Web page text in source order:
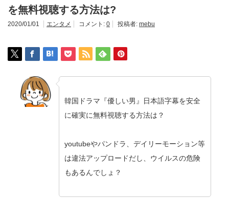
を無料視聴する方法は?
2020/01/01 エンタメ コメント: 0 投稿者: mebu
韓国ドラマ『優しい男』日本語字幕を安全
に確実に無料視聴する方法は？
youtubeやパンドラ、デイリーモーション等
は違法アップロードだし、ウイルスの危険
もあるんでしょ？